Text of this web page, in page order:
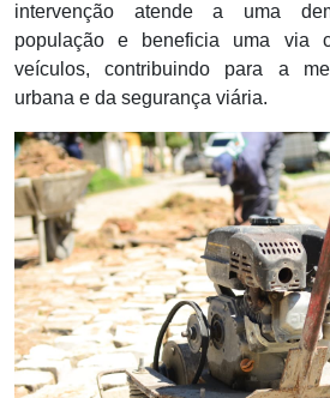
intervenção atende a uma
população e beneficia uma via
veículos, contribuindo para a
urbana e da segurança viária.